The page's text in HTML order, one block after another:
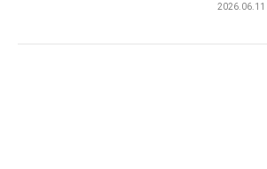
2026.06.11